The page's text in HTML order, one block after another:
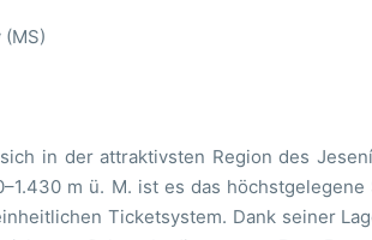
in der attraktivsten Region des
m ü. M. ist es das
Ticketsystem. Dank seiner